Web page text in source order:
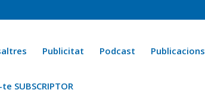
Publicitat Podcast Publicacions
SUBSCRIPTOR
Ara fa 25 anys